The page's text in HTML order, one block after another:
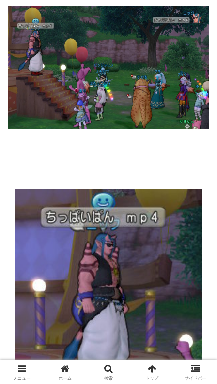
メニュー ホーム 検索 トップ サイドバー